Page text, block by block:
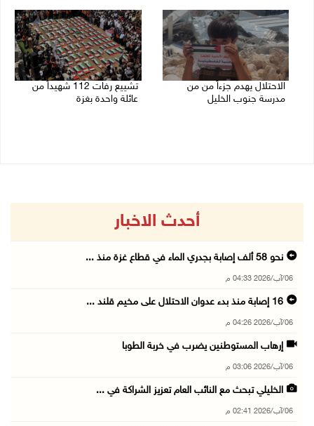
الاحتلال يهدم جزءاً من من
مدرسة جنوب الخليل
تشييع رفات 112 شهيداً من
عائلة واحدة بغزة
أحدث الاخبار
نحو 58 ألف إصابة بجدري الماء في قطاع غزة منذ ...
06/آب/2026 04:33 م
16 إصابة منذ بدء عدوان الاحتلال على مخيم قلند ...
06/آب/2026 04:26 م
إرهاب المستوطنين يضرب في خربة الطوبا
06/آب/2026 03:06 م
الخليلي تبحث مع النائب العام تعزيز الشراكة في ...
06/آب/2026 02:41 م